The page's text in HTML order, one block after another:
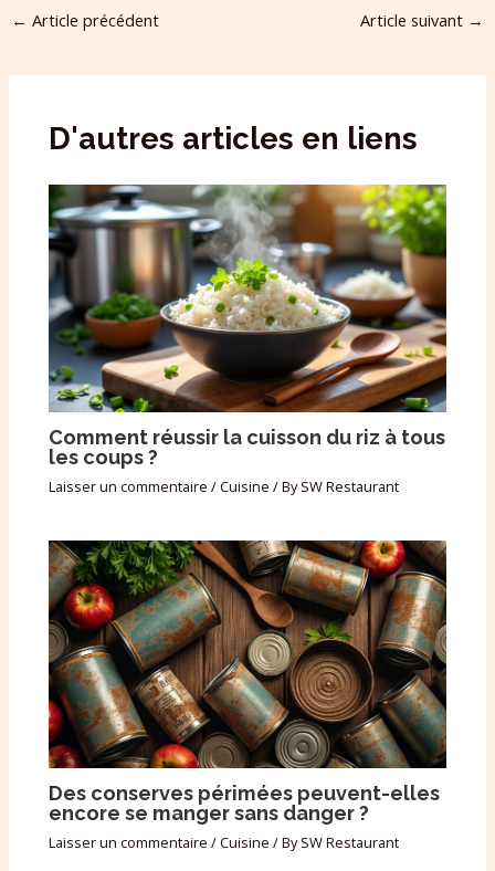
← Article précédent Article suivant →
D'autres articles en liens
Comment réussir la cuisson du riz à tous
les coups ?
Laisser un commentaire /Cuisine / BySW Restaurant
Des conserves périmées peuvent-elles
encore se manger sans danger ?
Laisser un commentaire /Cuisine / BySW Restaurant